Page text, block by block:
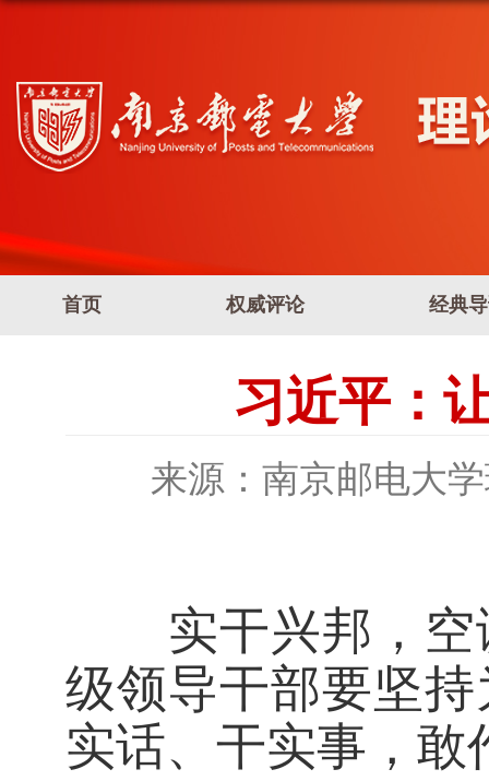
首页 权威评论 经典
习近平：
来源：南京邮电大
实干兴邦，空
级领导干部要坚
实话、干实事，敢